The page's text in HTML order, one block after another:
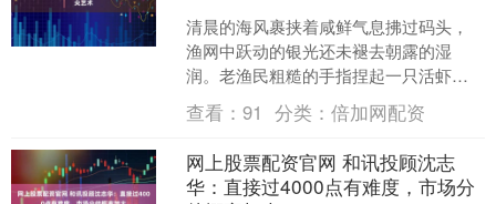
清晨的海风裹挟着咸鲜气息拂过码头，
渔网中跃动的银光还未褪去朝露的湿
润。老渔民粗糙的手指捏起一只活虾对
着朝阳端详，甲壳折射出彩虹般的光泽
——这是大海赐予人类最纯净....
查看：91 分类：倍加网配资
网上股票配资官网 和讯投顾沈志
华：直接过4000点有难度，市场分